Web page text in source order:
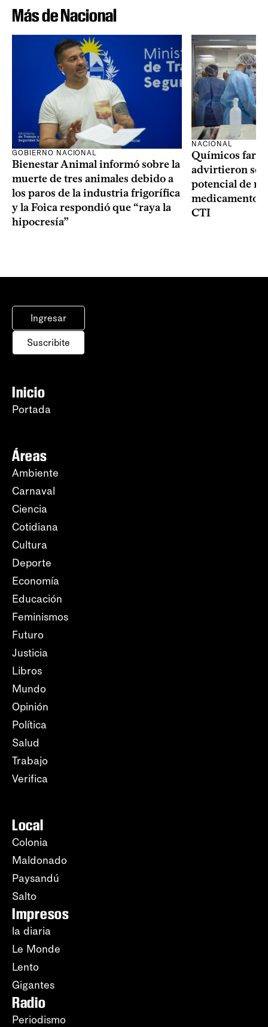
Más de Nacional
GOBIERNO NACIONAL
Bienestar Animal informó sobre la
muerte de tres animales debido a
los paros de la industria frigorífica
y la Foica respondió que “raya la
hipocresía”
NACIONAL
Químicos
advirtieron
potencial de
medicamentos
CTI
Ingresar
Suscribite
Inicio
Portada
Áreas
Ambiente
Carnaval
Ciencia
Cotidiana
Cultura
Deporte
Economía
Educación
Feminismos
Futuro
Justicia
Libros
Mundo
Opinión
Política
Salud
Trabajo
Verifica
Local
Colonia
Maldonado
Paysandú
Salto
Impresos
la diaria
Le Monde
Lento
Gigantes
Radio
Periodismo